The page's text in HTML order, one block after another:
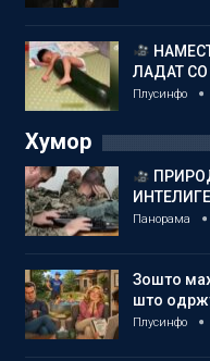
ЛАДАТ
Плусинфо
Хумор
Панорама
Зошто
што
Плусинфо